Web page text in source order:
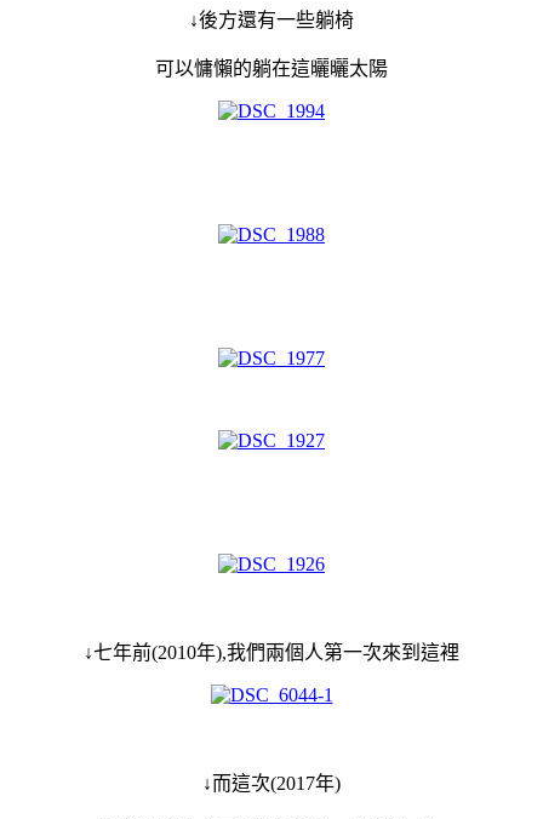
↓後方還有一些躺椅
可以慵懶的躺在這曬曬太陽
↓七年前(2010年),我們兩個人第一次來到這裡
↓而這次(2017年)